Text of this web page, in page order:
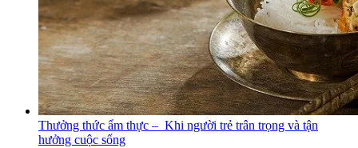
Thưởng thức ẩm thực – Khi người trẻ trân trọng và tận
hưởng cuộc sống